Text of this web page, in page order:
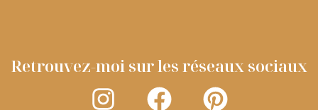
Retrouvez-moi sur les réseaux sociaux